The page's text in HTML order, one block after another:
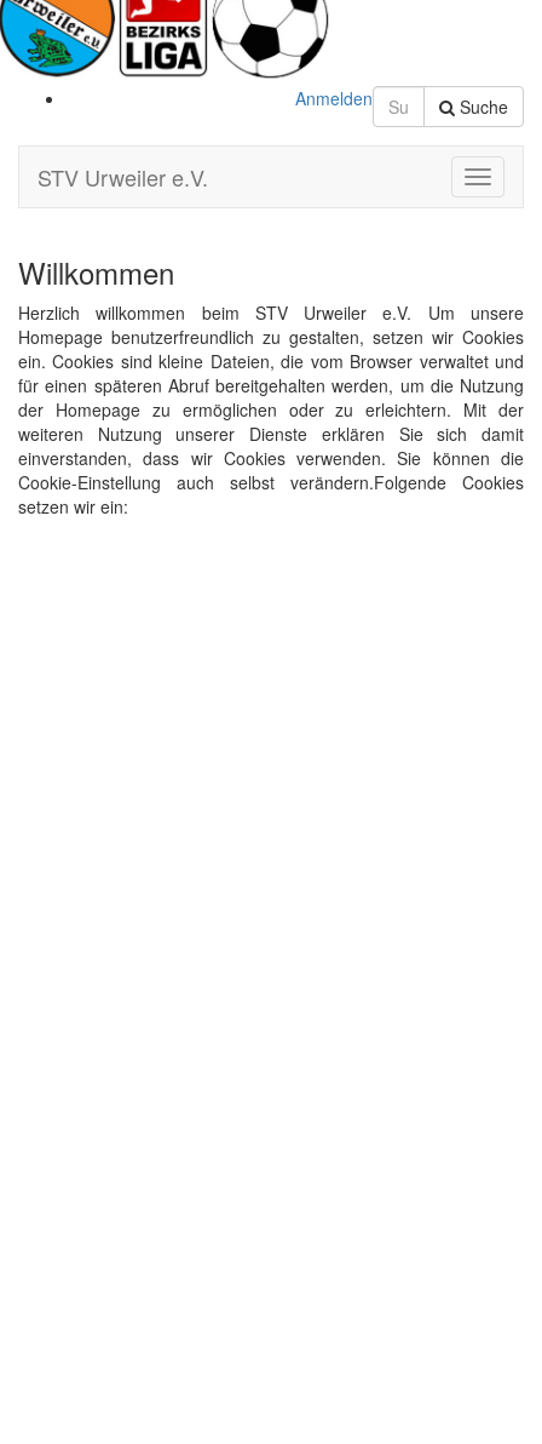
Suche
Anmelden
Toggle
STV Urweiler e.V.
Willkommen
Herzlich willkommen beim STV Urweiler e.V. Um unsere
Homepage benutzerfreundlich zu gestalten, setzen wir Cookies
ein. Cookies sind kleine Dateien, die vom Browser verwaltet und
für einen späteren Abruf bereitgehalten werden, um die Nutzung
der Homepage zu ermöglichen oder zu erleichtern. Mit der
weiteren Nutzung unserer Dienste erklären Sie sich damit
einverstanden, dass wir Cookies verwenden. Sie können die
Cookie-Einstellung auch selbst verändern.Folgende Cookies
setzen wir ein: